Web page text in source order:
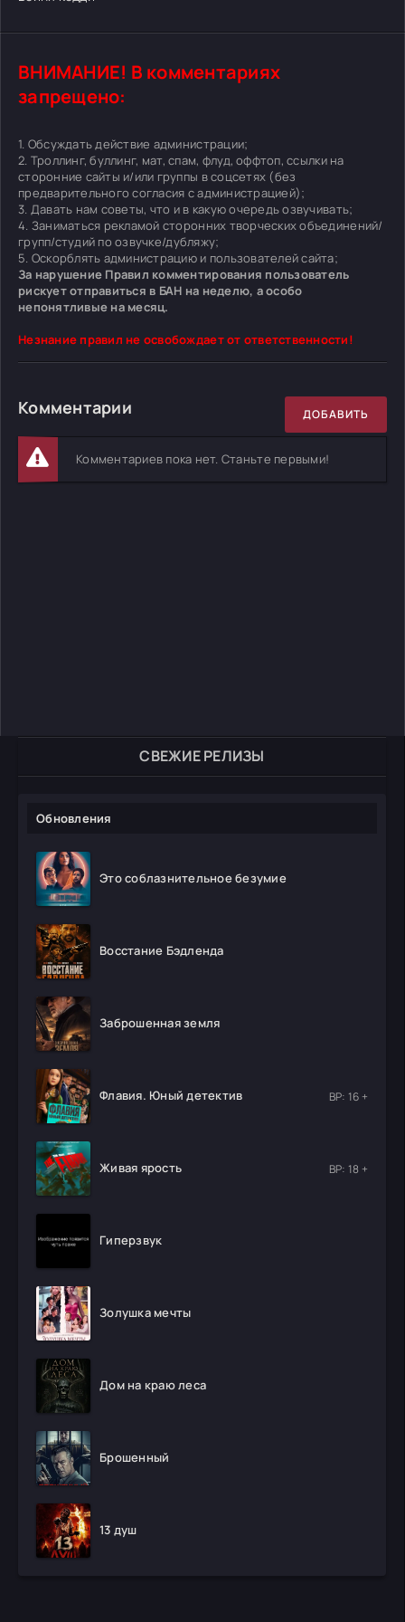
СВЕЖИЕ РЕЛИЗЫ
Обновления
Это соблазнительное безумие
Восстание Бэдленда
Заброшенная земля
Флавия. Юный детектив ВР: 16 +
Живая ярость ВР: 18 +
Гиперзвук
Золушка мечты
Дом на краю леса
Брошенный
13 душ
ВНИМАНИЕ! В комментариях
запрещено:
1. Обсуждать действие администрации;
2. Троллинг, буллинг, мат, спам, флуд, оффтоп, ссылки на
сторонние сайты и/или группы в соцсетях (без
предварительного согласия с администрацией);
3. Давать нам советы, что и в какую очередь озвучивать;
4. Заниматься рекламой сторонних творческих объединений/
групп/студий по озвучке/дубляжу;
5. Оскорблять администрацию и пользователей сайта;
За нарушение Правил комментирования пользователь
рискует отправиться в БАН на неделю, а особо
непонятливые на месяц.
Незнание правил не освобождает от ответственности!
Комментарии ДОБАВИТЬ
Комментариев пока нет. Станьте первыми!